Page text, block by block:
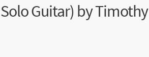
Guitar) by Timothy